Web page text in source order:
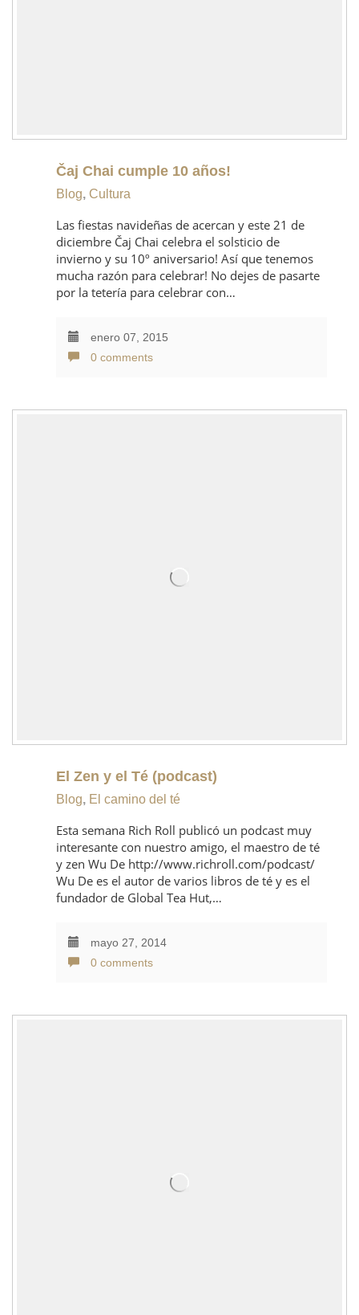
Čaj Chai cumple 10 años!
Blog, Cultura
Las fiestas navideñas de acercan y este 21 de
diciembre Čaj Chai celebra el solsticio de
invierno y su 10º aniversario! Así que tenemos
mucha razón para celebrar! No dejes de pasarte
por la tetería para celebrar con…
enero 07, 2015
0 comments
El Zen y el Té (podcast)
Blog, El camino del té
Esta semana Rich Roll publicó un podcast muy
interesante con nuestro amigo, el maestro de té
y zen Wu De http://www.richroll.com/podcast/
Wu De es el autor de varios libros de té y es el
fundador de Global Tea Hut,…
mayo 27, 2014
0 comments